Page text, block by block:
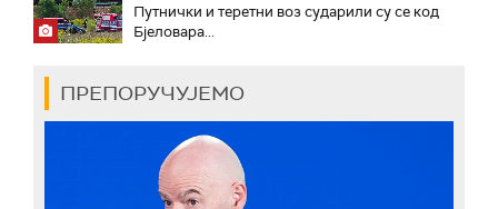
Путнички и теретни воз сударили су се код
Бјеловара...
ПРЕПОРУЧУЈЕМО